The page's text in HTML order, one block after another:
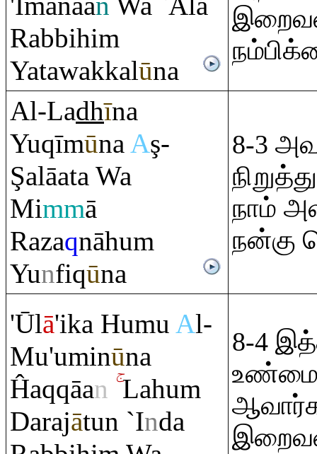
Rabbihim
Yatawakkalūna
Al-Ladhīna
YuqīmūnaAş-
Şalāata Wa
Mimmā
Razaqnāhum
Yunfiqūna
8-3
நாம்
நன்கு
'Ūlā'ika Humu Al-
Mu'uminūna
Ĥaqqāan Lahum
Darajātun `Inda
8-4